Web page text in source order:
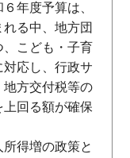
年度予算は、
る中、地方団
こども・子育
応し、行政サ
地方交付税等の
回る額が確保
得増の政策と